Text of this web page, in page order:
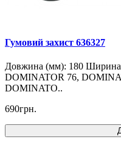
Гумовий захист 636327
Довжина (мм): 180
DOMINATOR 76,
DOMINATO..
690грн.